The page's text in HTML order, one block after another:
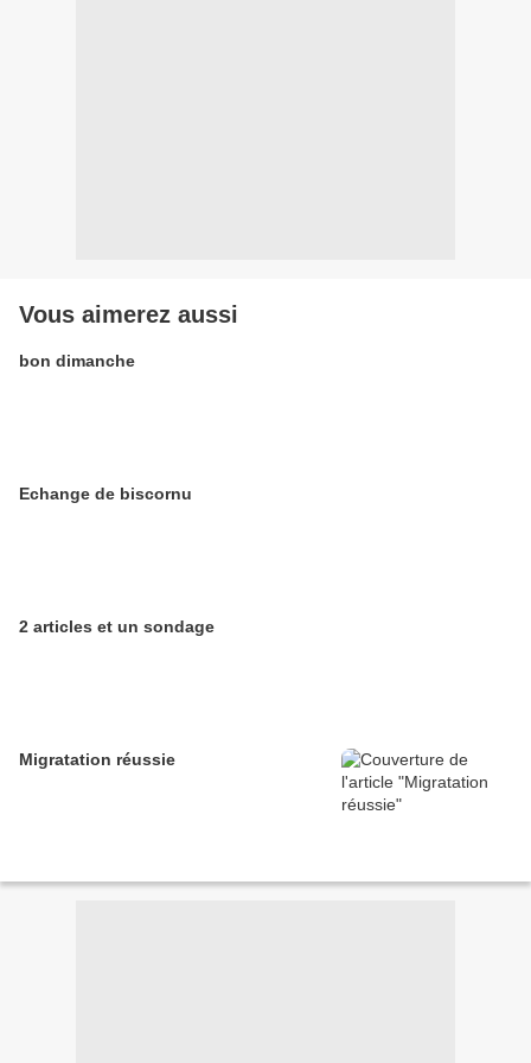
Vous aimerez aussi
bon dimanche
Echange de biscornu
2 articles et un sondage
Migratation réussie